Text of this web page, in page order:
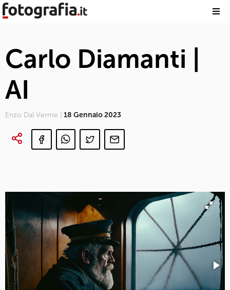
Carlo Diamanti |
AI
Enzo Dal Verme | 18 Gennaio 2023